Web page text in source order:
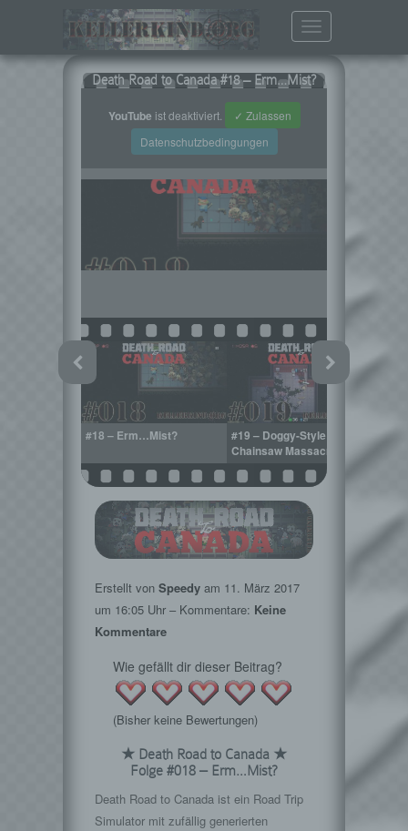
Toggle
navigation
Death Road to Canada #18 – Erm…Mist?
YouTube ist deaktiviert.
✓ Zulassen
Datenschutzbedingungen
#18 – Erm…Mist?
#19 – Doggy-Style
Chainsaw Massacre
#20
Erstellt von Speedy am 11. März 2017
um 16:05 Uhr – Kommentare: Keine
Kommentare
Wie gefällt dir dieser Beitrag?
(Bisher keine Bewertungen)
★ Death Road to Canada ★
Folge #018 – Erm…Mist?
Death Road to Canada ist ein Road Trip
Simulator mit zufällig generierten